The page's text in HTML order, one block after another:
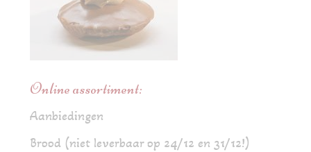
Online assortiment:
Aanbiedingen
Brood (niet leverbaar op 24/12 en 31/12!)